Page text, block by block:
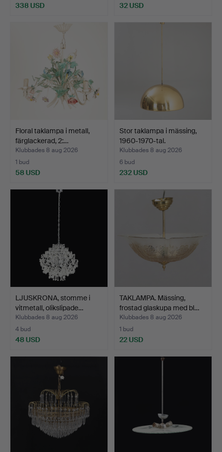
338 USD 32 USD
Floral taklampa i metall,
färglackerad, 2:…
Klubbades 8 aug 2026
1 bud
58 USD
Stor taklampa i mässing,
1960-1970-tal.
Klubbades 8 aug 2026
6 bud
232 USD
LJUSKRONA, stomme i
vitmetall, olikslipade…
Klubbades 8 aug 2026
4 bud
48 USD
TAKLAMPA. Mässing,
frostad glaskupa med bl…
Klubbades 8 aug 2026
1 bud
22 USD